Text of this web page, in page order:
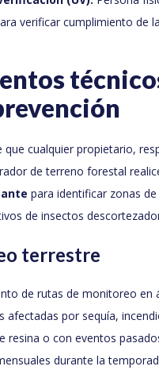
verificar cumplimiento de
que cualquier propietario,
de terreno forestal
para identificar zonas
de insectos
terrestre
de rutas de monitoreo en
afectadas por sequía,
resina o con eventos
durante la